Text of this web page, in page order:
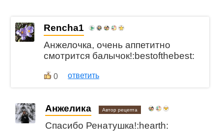
Rencha1
Анжелочка, очень аппетитно
смотрится балычок!:bestofthebest:
0 ответить
Анжелика Автор рецепта
Спасибо Ренатушка!:hearth: